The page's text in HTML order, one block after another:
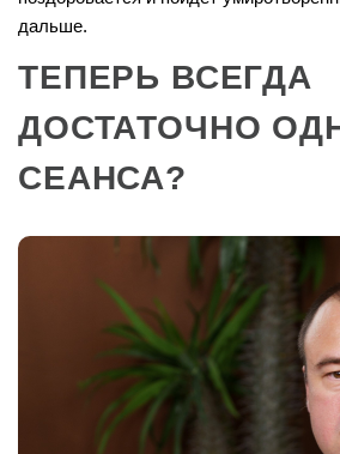
дальше.
ТЕПЕРЬ ВСЕГДА
ДОСТАТОЧНО
СЕАНСА?